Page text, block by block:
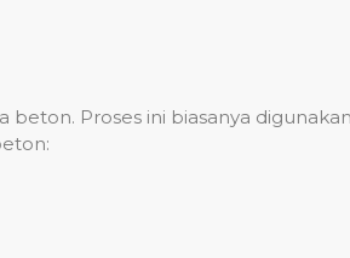
Proses ini biasanya